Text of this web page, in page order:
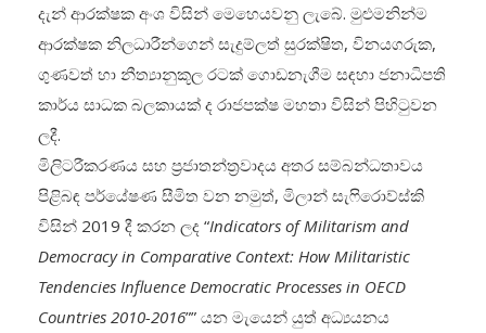
දැන් ආරක්ෂක අංශ විසින් මෙහෙයවනු ලැබේ. මුළුමනින්ම
ආරක්ෂක නිලධාරීන්ගෙන් සැදුම්ලත් සුරක්ෂිත, විනයගරුක,
ගුණවත් හා නීත්‍යානුකූල රටක් ගොඩනැගීම සඳහා ජනාධිපති
කාර්ය සාධක බලකායක් ද රාජපක්ෂ මහතා විසින් පිහිටුවන
ලදී.
මිලිටරීකරණය සහ ප්‍රජාතන්ත්‍රවාදය අතර සම්බන්ධතාවය
පිළිබඳ පර්යේෂණ සීමිත වන නමුත්, මිලාන් සැෆිරොව්ස්කි
විසින් 2019 දී කරන ලද “Indicators of Militarism and
Democracy in Comparative Context: How Militaristic
Tendencies Influence Democratic Processes in OECD
Countries 2010-2016”” යන මැයෙන් යුත් අධ්‍යයනය